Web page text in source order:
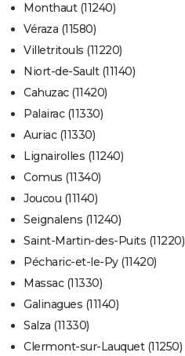
Monthaut (11240)
Véraza (11580)
Villetritouls (11220)
Niort-de-Sault (11140)
Cahuzac (11420)
Palairac (11330)
Auriac (11330)
Lignairolles (11240)
Comus (11340)
Joucou (11140)
Seignalens (11240)
Saint-Martin-des-Puits (11220)
Pécharic-et-le-Py (11420)
Massac (11330)
Galinagues (11140)
Salza (11330)
Clermont-sur-Lauquet (11250)